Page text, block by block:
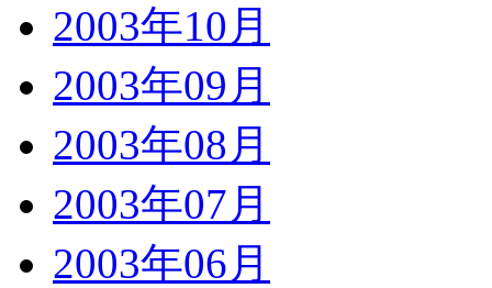
2003年10月
2003年09月
2003年08月
2003年07月
2003年06月